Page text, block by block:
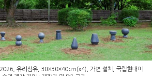
2026, 유리섬유, 30×30×40cm(x4), 가변 설치, 국립현대미